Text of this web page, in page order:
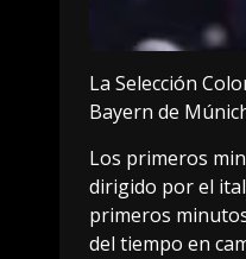
La Selección
Bayern de
Los primeros
dirigido por el
primeros
del tiempo en